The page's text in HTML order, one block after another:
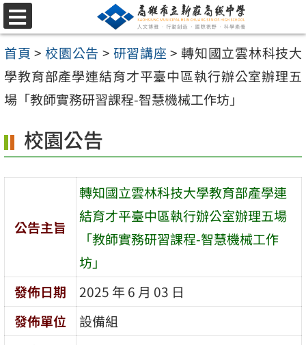
跳
至
主
要
內
區
選
單
首頁 > 校園公告 > 研習講座 > 轉知國立雲林科技大
學教育部產學連結育才平臺中區執行辦公室辦理五
場「教師實務研習課程-智慧機械工作坊」
校園公告
公告主旨
轉知國立雲林科技大學教育部產學連
結育才平臺中區執行辦公室辦理五場
「教師實務研習課程-智慧機械工作
坊」
發佈日期
2025 年 6 月 03 日
發佈單位
設備組